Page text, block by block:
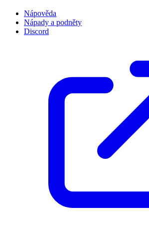
Nápověda
Nápady a podněty
Discord